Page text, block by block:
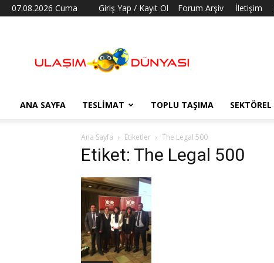
07.08.2026 Cuma Giriş Yap / Kayıt Ol Forum Arşiv İletişim
Dünyası
ANA SAYFA TESLIMAT TOPLU TAŞIMA SEKTÖREL
Ana Sayfa Etiketler The Legal 500
Etiket: The Legal 500